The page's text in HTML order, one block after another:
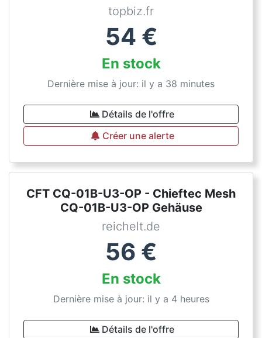
topbiz.fr
54 €
En stock
Dernière mise à jour: il y a 38 minutes
Détails de l'offre
Créer une alerte
CFT CQ-01B-U3-OP - Chieftec Mesh
CQ-01B-U3-OP Gehäuse
reichelt.de
56 €
En stock
Dernière mise à jour: il y a 4 heures
Détails de l'offre